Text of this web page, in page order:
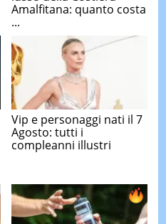
Amalfitana: quanto costa
...
Vip e personaggi nati il 7
Agosto: tutti i
compleanni illustri